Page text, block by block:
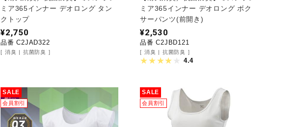
ミア365インナー デオロング タン
クトップ
¥2,750
品番 C2JAD322
消臭 抗菌防臭
ミア365インナー デオロング ボク
サーパンツ(前開き)
¥2,530
品番 C2JBD121
消臭 抗菌防臭
4.4
SALE
会員割引
SALE
会員割引